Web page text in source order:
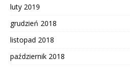
luty 2019
grudzień 2018
listopad 2018
październik 2018